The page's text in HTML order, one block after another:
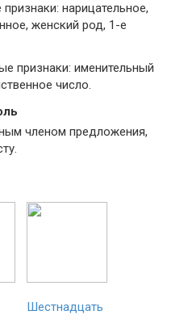
нарицательное,
женский род, 1-е
признаки: именительный
число.
членом предложения,
Шестнадцать